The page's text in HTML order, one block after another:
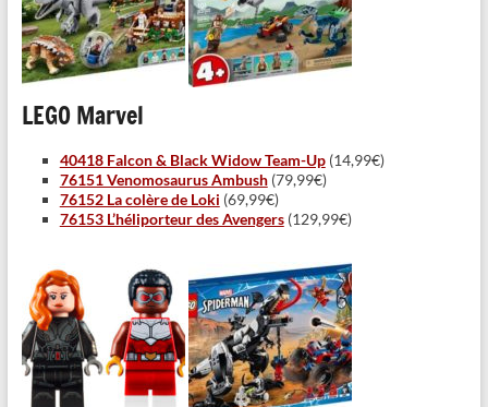
LEGO Marvel
40418 Falcon & Black Widow Team-Up(14,99€)
76151 Venomosaurus Ambush(79,99€)
76152 La colère de Loki (69,99€)
76153 L’héliporteur des Avengers(129,99€)